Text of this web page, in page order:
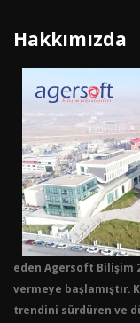
Hakkımızda
eden Agersoft Bilişim
vermeye başlamıştır.
trendini sürdüren ve